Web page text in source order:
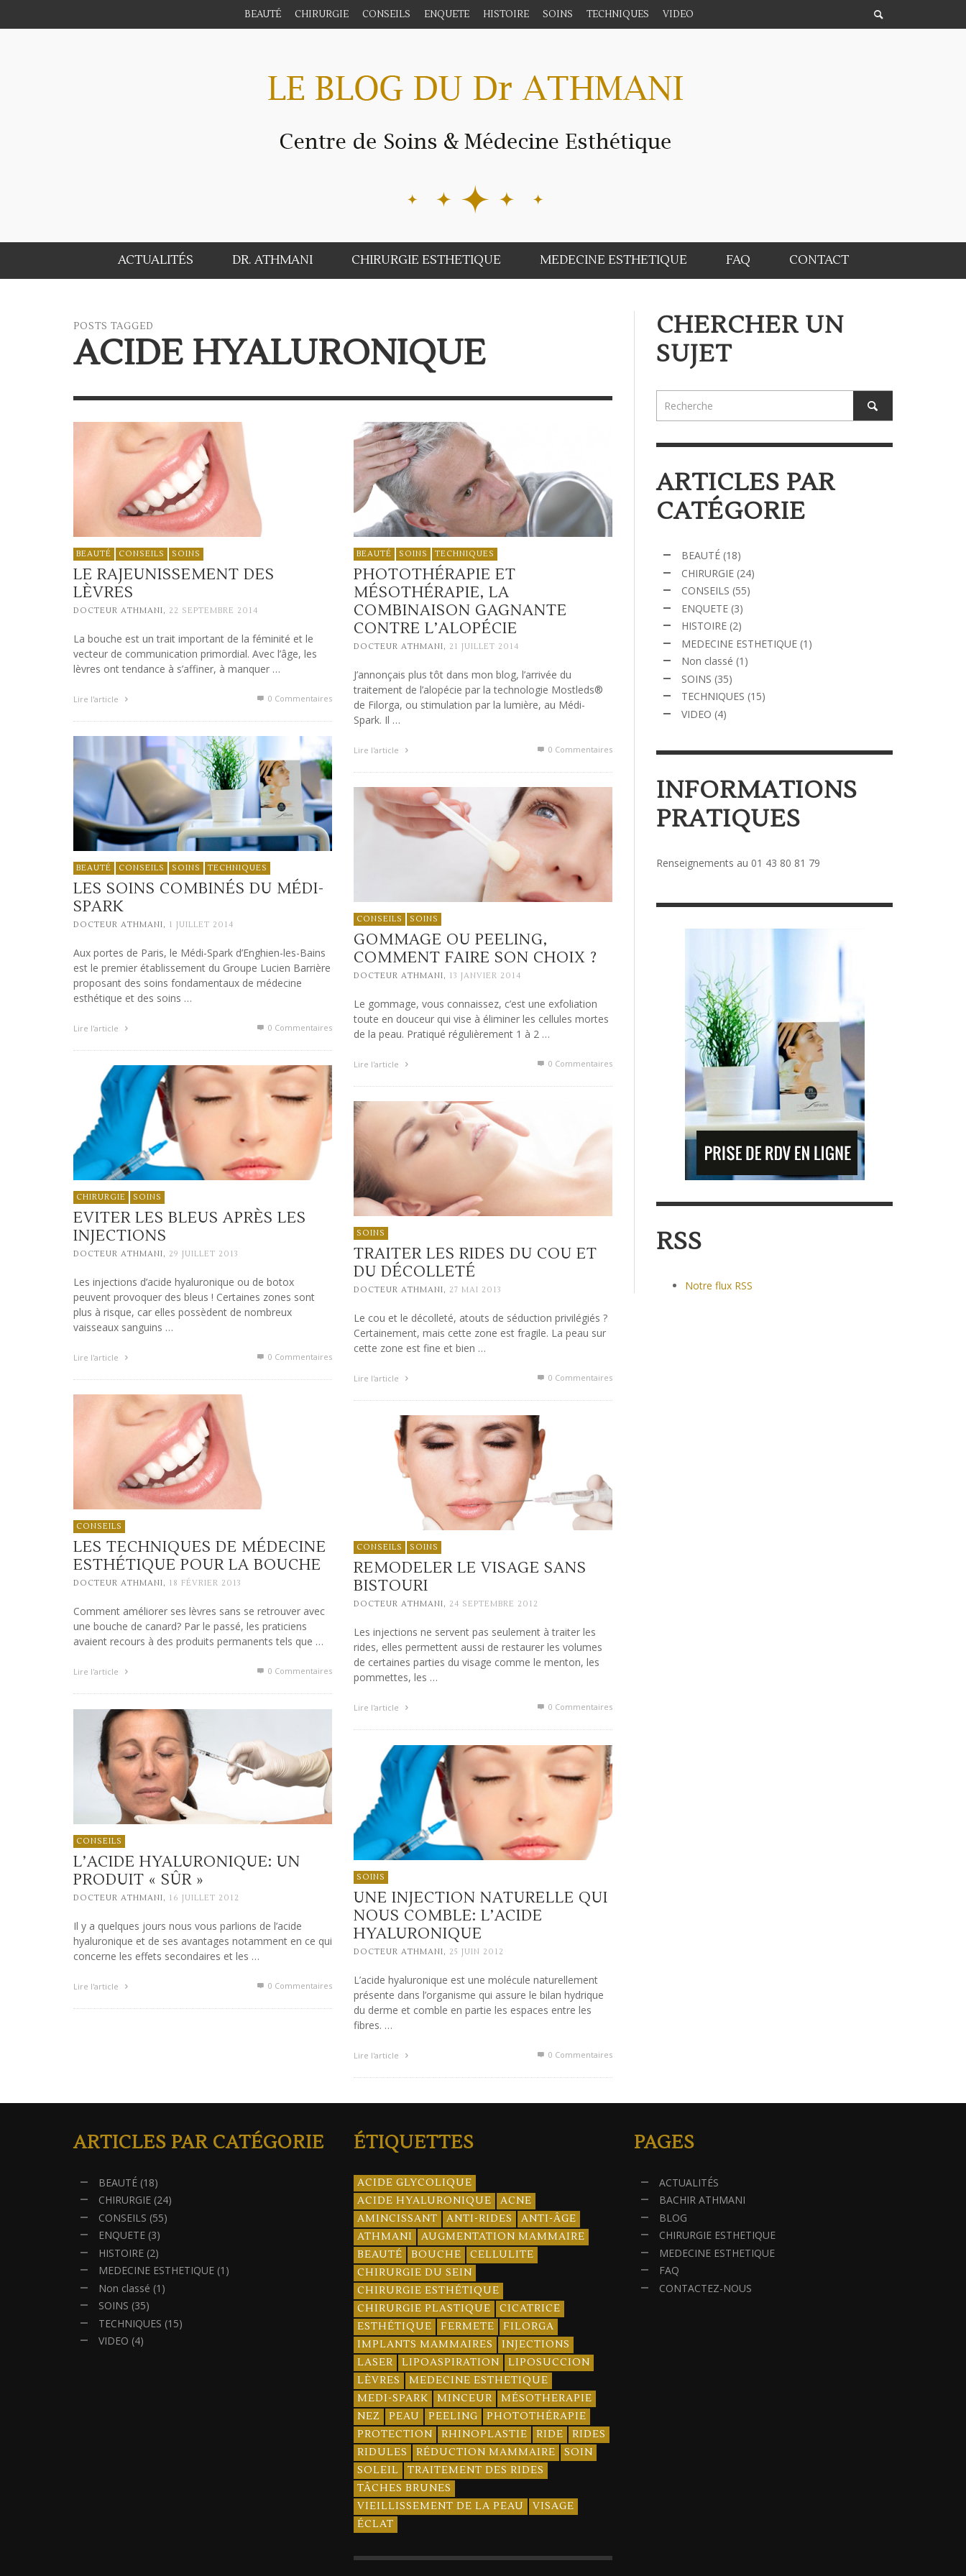
BEAUTÉ CHIRURGIE CONSEILS ENQUETE HISTOIRE SOINS TECHNIQUES VIDEO
ACTUALITÉS DR. ATHMANI CHIRURGIE ESTHETIQUE MEDECINE ESTHETIQUE FAQ CONTACT
POSTS TAGGED
ACIDE HYALURONIQUE
BEAUTÉ CONSEILS SOINS
LE RAJEUNISSEMENT DES
LÈVRES
DOCTEUR ATHMANI, 22 SEPTEMBRE 2014
La bouche est un trait important de la féminité et le
vecteur de communication primordial. Avec l’âge, les
lèvres ont tendance à s’affiner, à manquer …
Lire l'article 0 Commentaires
BEAUTÉ SOINS TECHNIQUES
PHOTOTHÉRAPIE ET
MÉSOTHÉRAPIE, LA
COMBINAISON GAGNANTE
CONTRE L’ALOPÉCIE
DOCTEUR ATHMANI, 21 JUILLET 2014
J’annonçais plus tôt dans mon blog, l’arrivée du
traitement de l’alopécie par la technologie Mostleds®
de Filorga, ou stimulation par la lumière, au Médi-
Spark. Il …
Lire l'article 0 Commentaires
BEAUTÉ CONSEILS SOINS TECHNIQUES
LES SOINS COMBINÉS DU MÉDI-
SPARK
DOCTEUR ATHMANI, 1 JUILLET 2014
Aux portes de Paris, le Médi-Spark d’Enghien-les-Bains
est le premier établissement du Groupe Lucien Barrière
proposant des soins fondamentaux de médecine
esthétique et des soins …
Lire l'article 0 Commentaires
CONSEILS SOINS
GOMMAGE OU PEELING,
COMMENT FAIRE SON CHOIX ?
DOCTEUR ATHMANI, 13 JANVIER 2014
Le gommage, vous connaissez, c’est une exfoliation
toute en douceur qui vise à éliminer les cellules mortes
de la peau. Pratiqué régulièrement 1 à 2 …
Lire l'article 0 Commentaires
CHIRURGIE SOINS
EVITER LES BLEUS APRÈS LES
INJECTIONS
DOCTEUR ATHMANI, 29 JUILLET 2013
Les injections d’acide hyaluronique ou de botox
peuvent provoquer des bleus ! Certaines zones sont
plus à risque, car elles possèdent de nombreux
vaisseaux sanguins …
Lire l'article 0 Commentaires
SOINS
TRAITER LES RIDES DU COU ET
DU DÉCOLLETÉ
DOCTEUR ATHMANI, 27 MAI 2013
Le cou et le décolleté, atouts de séduction privilégiés ?
Certainement, mais cette zone est fragile. La peau sur
cette zone est fine et bien …
Lire l'article 0 Commentaires
CONSEILS
LES TECHNIQUES DE MÉDECINE
ESTHÉTIQUE POUR LA BOUCHE
DOCTEUR ATHMANI, 18 FÉVRIER 2013
Comment améliorer ses lèvres sans se retrouver avec
une bouche de canard? Par le passé, les praticiens
avaient recours à des produits permanents tels que …
Lire l'article 0 Commentaires
CONSEILS SOINS
REMODELER LE VISAGE SANS
BISTOURI
DOCTEUR ATHMANI, 24 SEPTEMBRE 2012
Les injections ne servent pas seulement à traiter les
rides, elles permettent aussi de restaurer les volumes
de certaines parties du visage comme le menton, les
pommettes, les …
Lire l'article 0 Commentaires
CONSEILS
L’ACIDE HYALURONIQUE: UN
PRODUIT « SÛR »
DOCTEUR ATHMANI, 16 JUILLET 2012
Il y a quelques jours nous vous parlions de l’acide
hyaluronique et de ses avantages notamment en ce qui
concerne les effets secondaires et les …
Lire l'article 0 Commentaires
SOINS
UNE INJECTION NATURELLE QUI
NOUS COMBLE: L’ACIDE
HYALURONIQUE
DOCTEUR ATHMANI, 25 JUIN 2012
L’acide hyaluronique est une molécule naturellement
présente dans l’organisme qui assure le bilan hydrique
du derme et comble en partie les espaces entre les
fibres. …
Lire l'article 0 Commentaires
CHERCHER UN
SUJET
ARTICLES PAR
CATÉGORIE
BEAUTÉ (18)
CHIRURGIE (24)
CONSEILS (55)
ENQUETE (3)
HISTOIRE (2)
MEDECINE ESTHETIQUE (1)
Non classé (1)
SOINS (35)
TECHNIQUES (15)
VIDEO (4)
INFORMATIONS
PRATIQUES
Renseignements au 01 43 80 81 79
RSS
Notre flux RSS
ARTICLES PAR CATÉGORIE
BEAUTÉ (18)
CHIRURGIE (24)
CONSEILS (55)
ENQUETE (3)
HISTOIRE (2)
MEDECINE ESTHETIQUE (1)
Non classé (1)
SOINS (35)
TECHNIQUES (15)
VIDEO (4)
ÉTIQUETTES
ACIDE GLYCOLIQUE
ACIDE HYALURONIQUE
ACNE
AMINCISSANT
ANTI-RIDES
ANTI-ÂGE
ATHMANI
AUGMENTATION MAMMAIRE
BEAUTÉ
BOUCHE
CELLULITE
CHIRURGIE DU SEIN
CHIRURGIE ESTHÉTIQUE
CHIRURGIE PLASTIQUE
CICATRICE
ESTHÉTIQUE
FERMETE
FILORGA
IMPLANTS MAMMAIRES
INJECTIONS
LASER
LIPOASPIRATION
LIPOSUCCION
LÈVRES
MEDECINE ESTHETIQUE
MEDI-SPARK
MINCEUR
MÉSOTHERAPIE
NEZ
PEAU PEELING
PHOTOTHÉRAPIE
PROTECTION
RHINOPLASTIE RIDE
RIDES
RIDULES
RÉDUCTION MAMMAIRE
SOIN
SOLEIL
TRAITEMENT DES RIDES
TÂCHES BRUNES
VIEILLISSEMENT DE LA PEAU
VISAGE
ÉCLAT
PAGES
ACTUALITÉS
BACHIR ATHMANI
BLOG
CHIRURGIE ESTHETIQUE
MEDECINE ESTHETIQUE
FAQ
CONTACTEZ-NOUS